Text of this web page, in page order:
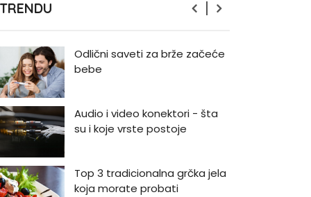
Odlični saveti za brže začeće
bebe
Audio i video konektori - šta
su i koje vrste postoje
Top 3 tradicionalna grčka jela
koja morate probati